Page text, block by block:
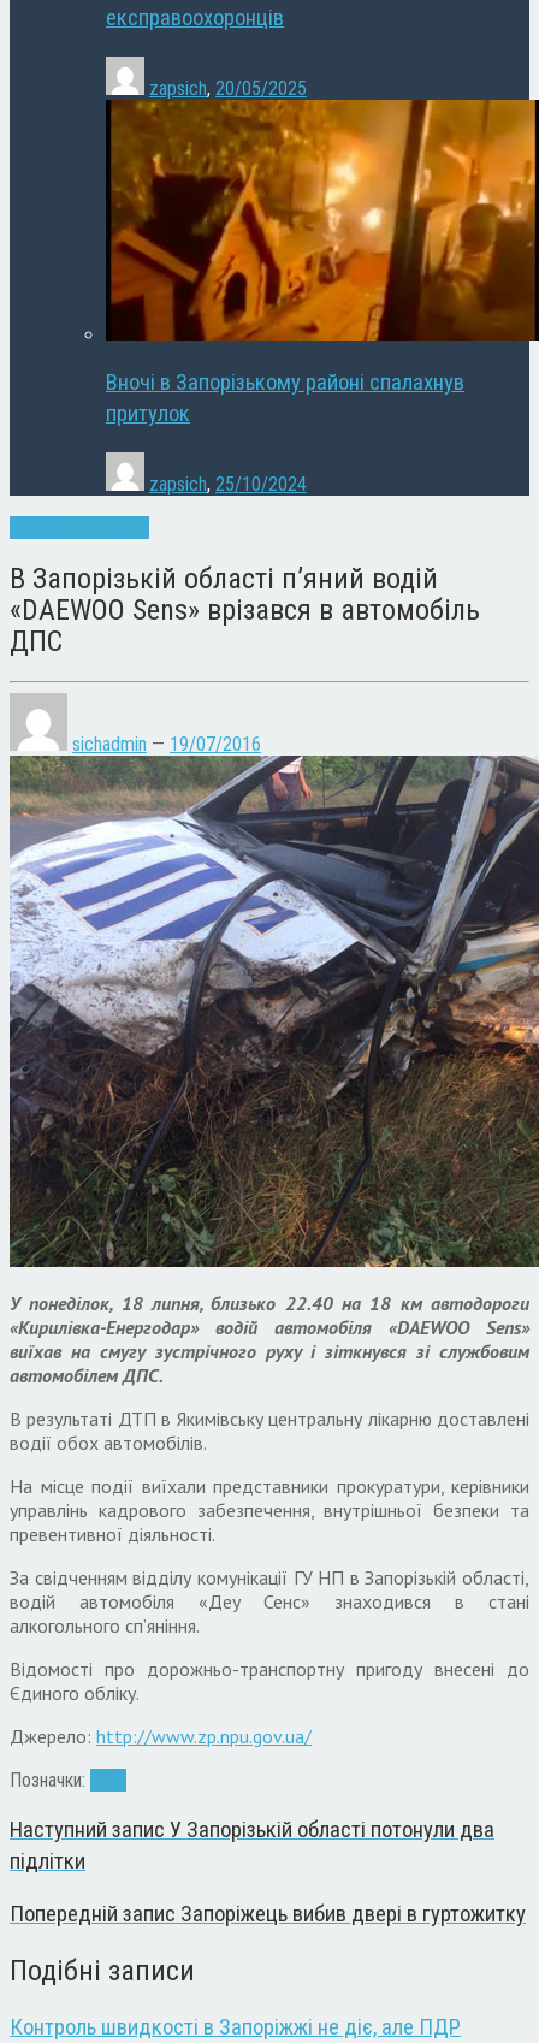
експравоохоронців
zapsich, 20/05/2025
Вночі в Запорізькому районі спалахнув
притулок
zapsich, 25/10/2024
В Запорізькій області п’яний водій
«DAEWOO Sens» врізався в автомобіль
ДПС
sichadmin — 19/07/2016
У понеділок, 18 липня, близько 22.40 на 18 км автодороги
«Кирилівка-Енергодар» водій автомобіля «DAEWOO Sens»
виїхав на смугу зустрічного руху і зіткнувся зі службовим
автомобілем ДПС.
В результаті ДТП в Якимівську центральну лікарню доставлені
водії обох автомобілів.
На місце події виїхали представники прокуратури, керівники
управлінь кадрового забезпечення, внутрішньої безпеки та
превентивної діяльності.
За свідченням відділу комунікації ГУ НП в Запорізькій області,
водій автомобіля «Деу Сенс» знаходився в стані
алкогольного сп’яніння.
Відомості про дорожньо-транспортну пригоду внесені до
Єдиного обліку.
Джерело: http://www.zp.npu.gov.ua/
Позначки:
Наступний запис У Запорізькій області потонули два
підлітки
Попередній запис Запоріжець вибив двері в гуртожитку
Подібні записи
Контроль швидкості в Запоріжжі не діє, але ПДР